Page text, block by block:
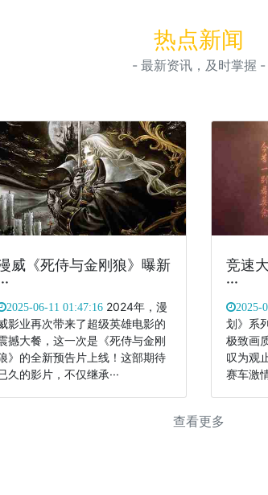
热点新闻
- 最新资讯，及时掌握 -
威《死侍与金刚狼》曝新
2025-06-11 01:47:162024年，漫
影业再次带来了超级英雄电影的
撼大餐，这一次是《死侍与金刚
》的全新预告片上线！这部期待
久的影片，不仅继承···
竞速
···
2025-
划》系
极致画
叹为观
赛车激
查看更多